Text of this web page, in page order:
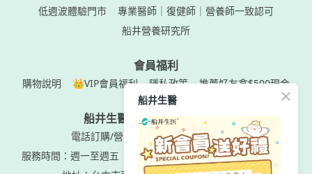
低週波體驗門市
專業醫師｜復健師｜營養師一致認可
船井營養研究所
會員福利
購物說明 👑VIP會員福利 隱私政策 推薦好友拿$500現金
船井生醫｜船井生医株式會社
電話訂購/營養諮詢專線：0800-000888
服務時間：週一至週五
AM09:00-PM05:00 (12:00-1:00休息)
船井生醫